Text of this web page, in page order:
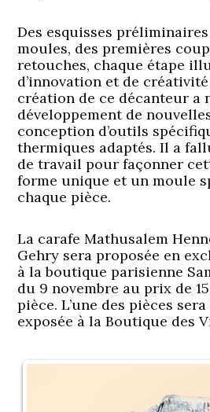
Des esquisses
moules, des premières
retouches, chaque étape
d’innovation et de
création de ce décanteur a
développement de
conception d’outils
thermiques adaptés. Il a
de travail pour façonner
forme unique et un moule
chaque pièce.
La carafe Mathusalem
Gehry sera proposée en
à la boutique parisienne
du 9 novembre au prix de
pièce. L’une des pièces
exposée à la Boutique des